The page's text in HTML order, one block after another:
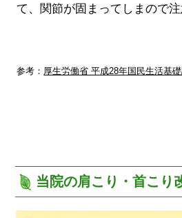
て、関節が固まってしまので注
参考： 厚生労働省 平成28年国民生活基
当院の肩こり・首こり